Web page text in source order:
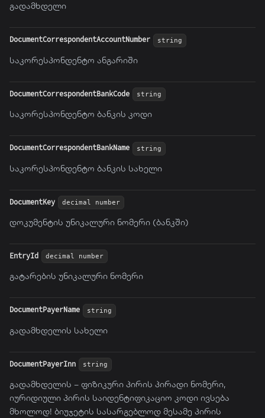
გადამხდელი
DocumentCorrespondentAccountNumber string
საკორესპონდენტო ანგარიში
DocumentCorrespondentBankCode string
საკორესპონდენტო ბანკის კოდი
DocumentCorrespondentBankName string
საკორესპონდენტო ბანკის სახელი
DocumentKey decimal number
დოკუმენტის უნიკალური ნომერი (ბანკში)
EntryId decimal number
გატარების უნიკალური ნომერი
DocumentPayerName string
გადამხდელის სახელი
DocumentPayerInn string
გადამხდელის – ფიზიკური პირის პირადი ნომერი,
იურიდიული პირის საიდენტიფიკაციო კოდი ივსება
მხოლოდ! ბიუჯეტის სასარგებლოდ მესამე პირის